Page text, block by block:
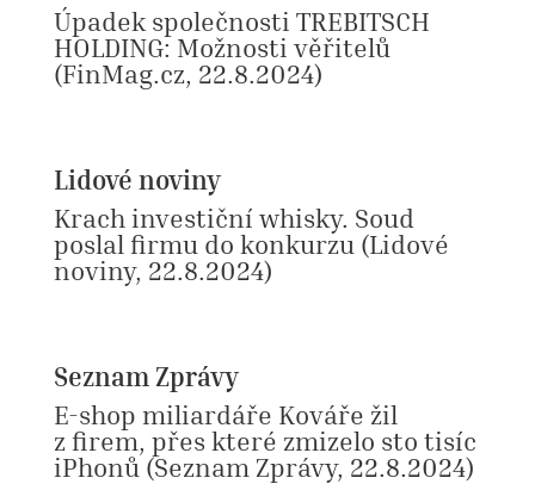
Úpadek společnosti TREBITSCH
HOLDING: Možnosti věřitelů
(FinMag.cz, 22.8.2024)
Lidové noviny
Krach investiční whisky. Soud
poslal firmu do konkurzu (Lidové
noviny, 22.8.2024)
Seznam Zprávy
E-shop miliardáře Kováře žil
z firem, přes které zmizelo sto tisíc
iPhonů (Seznam Zprávy, 22.8.2024)